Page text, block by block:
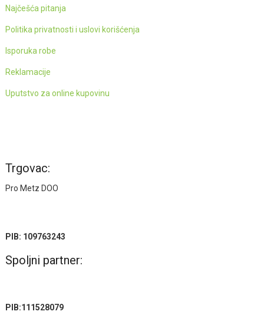
Najčešća pitanja
Politika privatnosti i uslovi korišćenja
Isporuka robe
Reklamacije
Uputstvo za online kupovinu
Trgovac:
Pro Metz DOO
PIB: 109763243
Spoljni partner:
PIB:111528079